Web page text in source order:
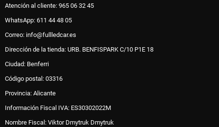
Atención al cliente: 965 06 32 45
WhatsApp: 611 44 48 05
Correo: info@fullledcar.es
Dirección de la tienda: URB. BENFISPARK C/10 P1E 18
Ciudad: Benferri
Código postal: 03316
Provincia: Alicante
Información Fiscal IVA: ES30302022M
Nombre Fiscal: Viktor Dmytruk Dmytruk